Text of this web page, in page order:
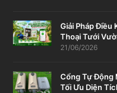
Giải Pháp Điều
Thoại Tưới
21/06/2026
Cổng Tự Động
Tối Ưu Diện